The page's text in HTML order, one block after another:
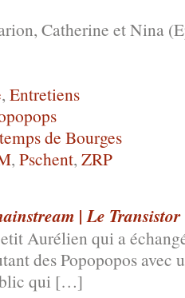
Catherine et Nina
, Entretiens
de Bourges
, Pschent, ZRP
| Le Transistor
Aurélien qui a
des Popopopos avec
qui […]